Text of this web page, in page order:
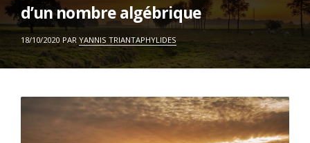
d’un nombre algébrique
ON
18/10/2020 PAR YANNIS TRIANTAPHYLIDES